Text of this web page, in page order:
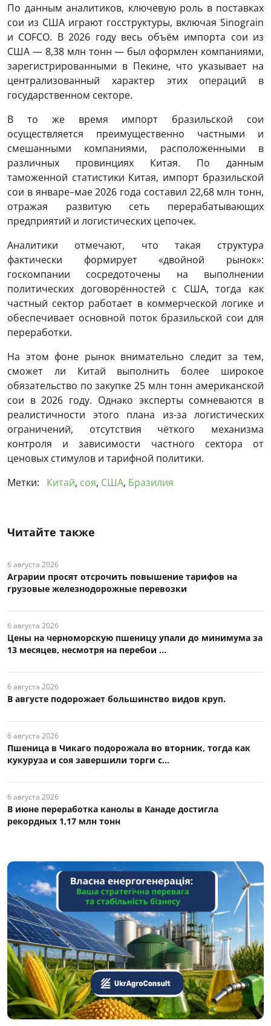
По данным аналитиков, ключевую роль в поставках
сои из США играют госструктуры, включая Sinograin
и COFCO. В 2026 году весь объём импорта сои из
США — 8,38 млн тонн — был оформлен компаниями,
зарегистрированными в Пекине, что указывает на
централизованный характер этих операций в
государственном секторе.
В то же время импорт бразильской сои
осуществляется преимущественно частными и
смешанными компаниями, расположенными в
различных провинциях Китая. По данным
таможенной статистики Китая, импорт бразильской
сои в январе–мае 2026 года составил 22,68 млн тонн,
отражая развитую сеть перерабатывающих
предприятий и логистических цепочек.
Аналитики отмечают, что такая структура
фактически формирует «двойной рынок»:
госкомпании сосредоточены на выполнении
политических договорённостей с США, тогда как
частный сектор работает в коммерческой логике и
обеспечивает основной поток бразильской сои для
переработки.
На этом фоне рынок внимательно следит за тем,
сможет ли Китай выполнить более широкое
обязательство по закупке 25 млн тонн американской
сои в 2026 году. Однако эксперты сомневаются в
реалистичности этого плана из-за логистических
ограничений, отсутствия чёткого механизма
контроля и зависимости частного сектора от
ценовых стимулов и тарифной политики.
Метки:
Китай, соя, США, Бразилия
Читайте также
6 августа 2026
Аграрии просят отсрочить повышение тарифов на
грузовые железнодорожные перевозки
6 августа 2026
Цены на черноморскую пшеницу упали до минимума за
13 месяцев, несмотря на перебои ...
6 августа 2026
В августе подорожает большинство видов круп.
6 августа 2026
Пшеница в Чикаго подорожала во вторник, тогда как
кукуруза и соя завершили торги с...
6 августа 2026
В июне переработка канолы в Канаде достигла
рекордных 1,17 млн тонн